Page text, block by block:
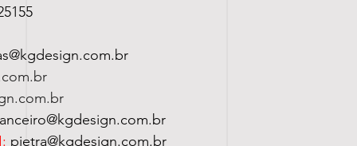
pietra@kgdesign.com.br